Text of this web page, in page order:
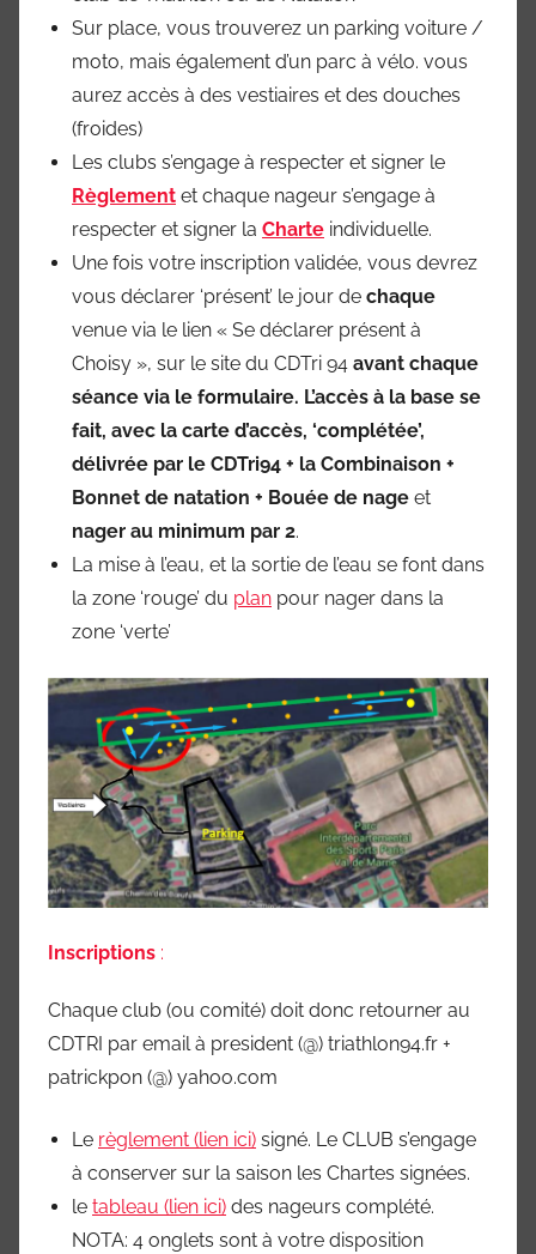
Sur place, vous trouverez un parking voiture /
moto, mais également d’un parc à vélo. vous
aurez accès à des vestiaires et des douches
(froides)
Les clubs s’engage à respecter et signer le
Règlement et chaque nageur s’engage à
respecter et signer la Charte individuelle.
Une fois votre inscription validée, vous devrez
vous déclarer ‘présent’ le jour de chaque
venue via le lien « Se déclarer présent à
Choisy », sur le site du CDTri 94 avant chaque
séance via le formulaire. L’accès à la base se
fait, avec la carte d’accès, ‘complétée’,
délivrée par le CDTri94 + la Combinaison +
Bonnet de natation + Bouée de nage et
nager au minimum par 2.
La mise à l’eau, et la sortie de l’eau se font dans
la zone ‘rouge’ du plan pour nager dans la
zone ‘verte’
Inscriptions :
Chaque club (ou comité) doit donc retourner au
CDTRI par email à president (@) triathlon94.fr +
patrickpon (@) yahoo.com
Le règlement (lien ici) signé. Le CLUB s’engage
à conserver sur la saison les Chartes signées.
le tableau (lien ici) des nageurs complété.
NOTA: 4 onglets sont à votre disposition